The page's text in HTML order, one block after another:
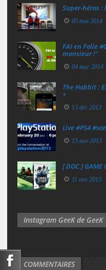
Super‑héros :
05 mai 2014
FAI en Folie
monsieur !"
04 mar 2014
The Hobbit :
+
13 déc 2013
Live #PS4
15 nov 2013
[ DOC ]
11 nov 2013
Instagram GeeK de GeeK
COMMENTAIRES